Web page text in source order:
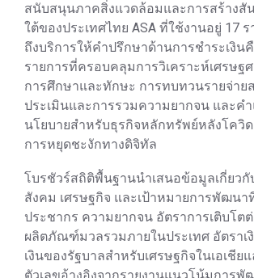
สนับสนุนภาคสิ่งแวดล้อมและการสร้างสั
ใต้ของประเทศไทย ASA ที่ใช้งานอยู่ 17
ถึงบริการให้คำปรึกษาด้านการชำระเงินคื
รายการที่ครอบคลุมการวิเคราะห์เศรษฐ
การศึกษาและทักษะ การทบทวนรายจ่าย
ประเมินและการรวมความยากจน และค
นโยบายสำหรับธุรกิจหลักทรัพย์หลังโควิ
การหยุดชะงักทางดิจิทัล
โบรชัวร์สถิติพื้นฐานนำเสนอข้อมูลเกี่ยวกั
สังคม เศรษฐกิจ และเป้าหมายการพัฒนา
ประชากร ความยากจน อัตราการเติบโต
ผลิตภัณฑ์มวลรวมภายในประเทศ อัตราเ
เงินของรัฐบาลสำหรับเศรษฐกิจในเอเชีย